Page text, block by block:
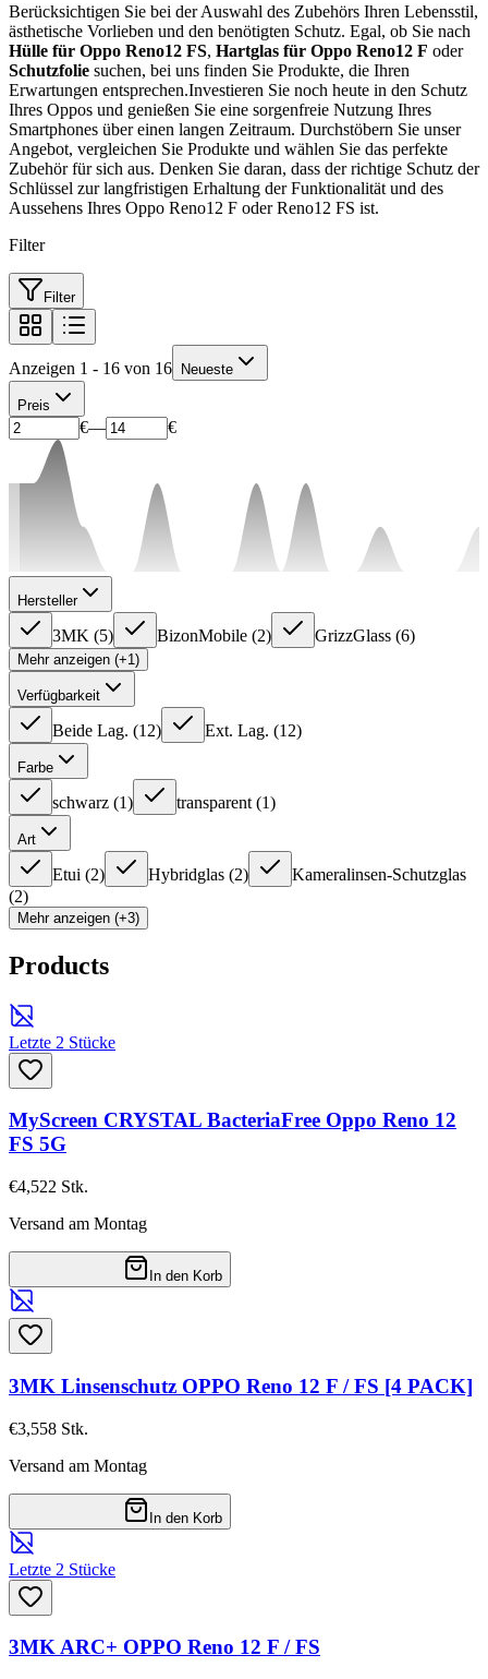
Berücksichtigen Sie bei der Auswahl des Zubehörs Ihren Lebensstil,
ästhetische Vorlieben und den benötigten Schutz. Egal, ob Sie nach
Hülle für Oppo Reno12 FS, Hartglas für Oppo Reno12 F oder
Schutzfolie suchen, bei uns finden Sie Produkte, die Ihren
Erwartungen entsprechen.Investieren Sie noch heute in den Schutz
Ihres Oppos und genießen Sie eine sorgenfreie Nutzung Ihres
Smartphones über einen langen Zeitraum. Durchstöbern Sie unser
Angebot, vergleichen Sie Produkte und wählen Sie das perfekte
Zubehör für sich aus. Denken Sie daran, dass der richtige Schutz der
Schlüssel zur langfristigen Erhaltung der Funktionalität und des
Aussehens Ihres Oppo Reno12 F oder Reno12 FS ist.
Filter
Filter
Anzeigen 1 - 16 von 16 Neueste
Preis
€— €
Hersteller
3MK (5) BizonMobile (2) GrizzGlass (6)
Mehr anzeigen (+1)
Verfügbarkeit
Beide Lag. (12) Ext. Lag. (12)
Farbe
schwarz (1) transparent (1)
Art
Etui (2) Hybridglas (2)
Kameralinsen-Schutzglas
(2)
Mehr anzeigen (+3)
Products
Letzte 2 Stücke
MyScreen CRYSTAL BacteriaFree Oppo Reno 12
FS 5G
€4,522 Stk.
Versand am Montag
In den Korb
3MK Linsenschutz OPPO Reno 12 F / FS [4 PACK]
€3,558 Stk.
Versand am Montag
In den Korb
Letzte 2 Stücke
3MK ARC+ OPPO Reno 12 F / FS